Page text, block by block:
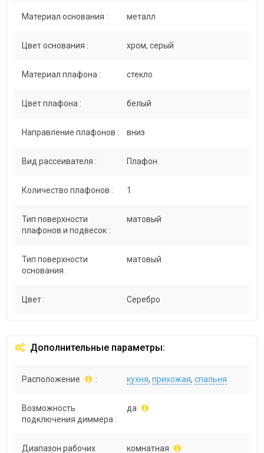
Материал основания : металл
Цвет основания : хром, серый
Материал плафона : стекло
Цвет плафона : белый
Направление плафонов : вниз
Вид рассеивателя : Плафон
Количество плафонов : 1
Тип поверхности
плафонов и подвесок :
матовый
Тип поверхности
основания :
матовый
Цвет : Серебро
Дополнительные параметры:
Расположение : кухня,прихожая,спальня
Возможность
подключения диммера :
да
Диапазон рабочих
комнатная